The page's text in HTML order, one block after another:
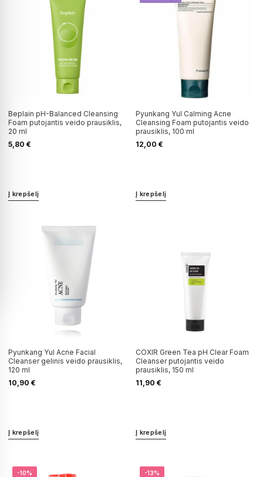
Beplain pH-Balanced Cleansing
Foam putojantis veido prausiklis,
20 ml
5,80 €
Į krepšelį
Pyunkang Yul Calming Acne
Cleansing Foam putojantis veido
prausiklis, 100 ml
12,00 €
Į krepšelį
Pyunkang Yul Acne Facial
Cleanser gelinis veido prausiklis,
120 ml
10,90 €
Į krepšelį
COXIR Green Tea pH Clear Foam
Cleanser putojantis veido
prausiklis, 150 ml
11,90 €
Į krepšelį
-10%
-13%